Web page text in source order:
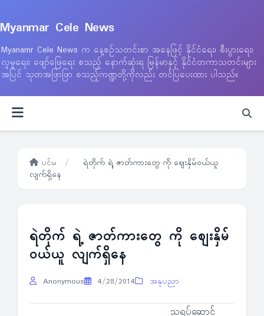
Myanmar Cele News
Myanamr Cele News က နေ့စဉ်သတင်းစာ အနေဖြင့် နိုင်ငံရေး၊ စီးပွားရေး၊
လူမှုရေး၊ ဖျော်ဖြေရေး စသည့် နောက်ဆုံးရ မြန်မာနှင့် နိုင်ငံတကာသတင်းများ
အပြင် သုတအဖြာဖြာ စသည့်ကဏ္ဍတို့ကိုလည်း တင်ပြပေးထား ပါသည်။
ပင်မ /
ရဲတိုက် ရဲ့ ဇာတ်ကားတွေ ကို ဈေးနှိမ်ဝယ်ယူ
လျက်ရှိနေ
ရဲတိုက် ရဲ့ ဇာတ်ကားတွေ ကို ဈေးနှိမ်
ဝယ်ယူ လျက်ရှိနေ
Anonymous 4/28/2014 အနုပညာ
သရုပ်ဆောင်